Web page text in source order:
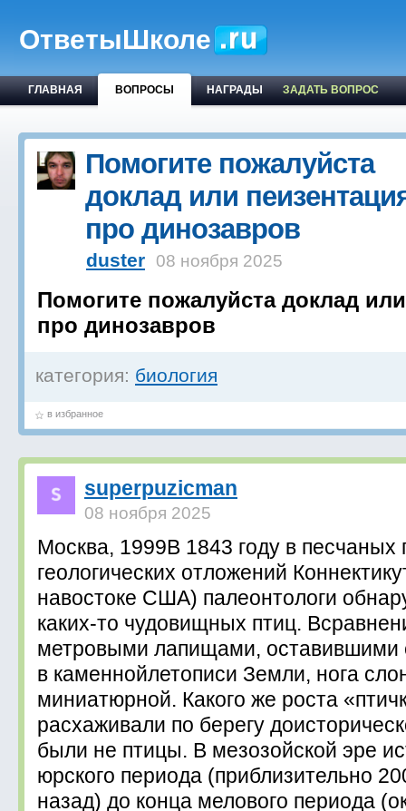
ОтветыШколе
ГЛАВНАЯ ВОПРОСЫ НАГРАДЫ ЗАДАТЬ ВОПРОС
Помогите пожалуйста
доклад или
про динозавров
duster 08 ноября 2025
Помогите пожалуйста доклад
про динозавров
категория: биология
в избранное
superpuzicman
08 ноября 2025
Москва, 1999В 1843 году в песчаных
геологических отложений
навостоке США) палеонтологи
каких-то чудовищных птиц.
метровыми лапищами, оставившими
в каменнойлетописи Земли, нога
миниатюрной. Какого же роста
расхаживали по берегу
были не птицы. В мезозойской эре
юрского периода (приблизительно
назад) до конца мелового периода